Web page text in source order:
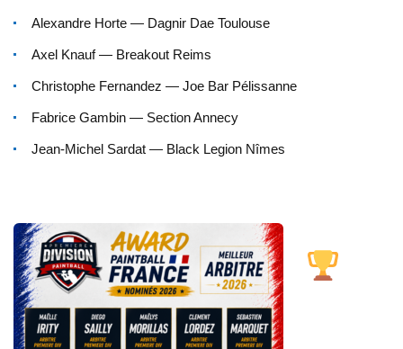
Alexandre Horte — Dagnir Dae Toulouse
Axel Knauf — Breakout Reims
Christophe Fernandez — Joe Bar Pélissanne
Fabrice Gambin — Section Annecy
Jean-Michel Sardat — Black Legion Nîmes